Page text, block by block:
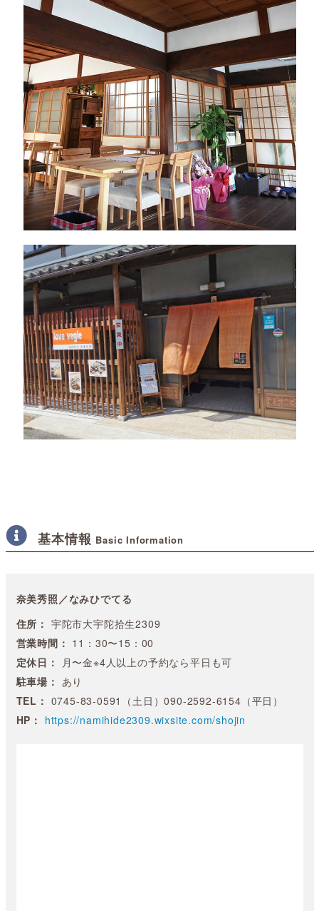
基本情報 Basic Information
奈美秀照／なみひでてる
住所： 宇陀市大宇陀拾生2309
営業時間： 11：30〜15：00
定休日：
月〜金※4人以上の予約なら平日も可
駐車場： あり
TEL： 0745-83-0591（土日）090-2592-6154（平日）
HP： https://namihide2309.wixsite.com/shojin